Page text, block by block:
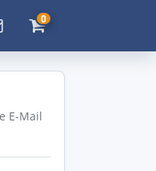
0
E-Mail